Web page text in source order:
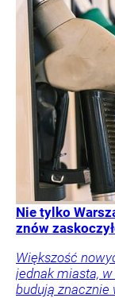
Nie tylko
znów
Większość
jednak miasta,
budują znacznie